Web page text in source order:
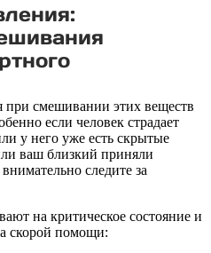
при смешивании этих веществ
если человек страдает
у него уже есть скрытые
ваш близкий приняли
следите за
на критическое состояние и
скорой помощи: